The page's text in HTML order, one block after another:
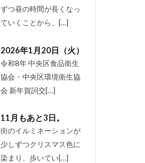
ずつ昼の時間が長くなっ
ていくことから、[…]
2026年1月20日（火）
令和8年 中央区食品衛生
協会・中央区環境衛生協
会 新年賀詞交[…]
11月もあと3日。
街のイルミネーションが
少しずつクリスマス色に
染まり、歩いてい[…]